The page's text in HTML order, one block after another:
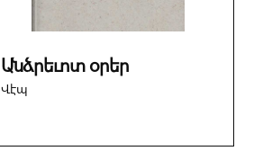
Անձրեւոտ օրեր
Վէպ